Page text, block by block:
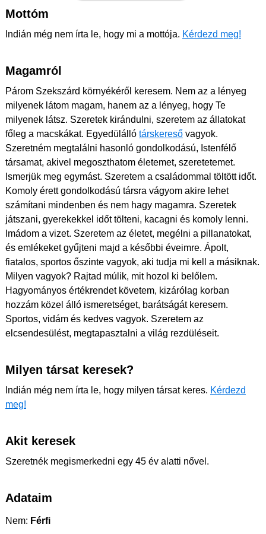
Mottóm
Indián még nem írta le, hogy mi a mottója. Kérdezd meg!
Magamról
Párom Szekszárd környékéről keresem. Nem az a lényeg
milyenek látom magam, hanem az a lényeg, hogy Te
milyenek látsz. Szeretek kirándulni, szeretem az állatokat
főleg a macskákat. Egyedülálló társkereső vagyok.
Szeretném megtalálni hasonló gondolkodású, Istenfélő
társamat, akivel megoszthatom életemet, szeretetemet.
Ismerjük meg egymást. Szeretem a családommal töltött időt.
Komoly érett gondolkodású társra vágyom akire lehet
számítani mindenben és nem hagy magamra. Szeretek
játszani, gyerekekkel időt tölteni, kacagni és komoly lenni.
Imádom a vizet. Szeretem az életet, megélni a pillanatokat,
és emlékeket gyűjteni majd a későbbi éveimre. Ápolt,
fiatalos, sportos őszinte vagyok, aki tudja mi kell a másiknak.
Milyen vagyok? Rajtad múlik, mit hozol ki belőlem.
Hagyományos értékrendet követem, kizárólag korban
hozzám közel álló ismeretséget, barátságát keresem.
Sportos, vidám és kedves vagyok. Szeretem az
elcsendesülést, megtapasztalni a világ rezdüléseit.
Milyen társat keresek?
Indián még nem írta le, hogy milyen társat keres. Kérdezd
meg!
Akit keresek
Szeretnék megismerkedni egy 45 év alatti nővel.
Adataim
Nem: Férfi